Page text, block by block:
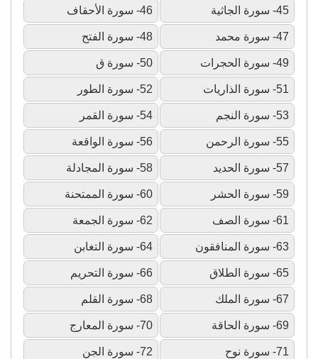
45- سورة الجاثية 46- سورة الأحقاف
47- سورة محمد 48- سورة الفتح
49- سورة الحجرات 50- سورة ق
51- سورة الذاريات 52- سورة الطور
53- سورة النجم 54- سورة القمر
55- سورة الرحمن 56- سورة الواقعة
57- سورة الحديد 58- سورة المجادلة
59- سورة الحشر 60- سورة الممتحنة
61- سورة الصف 62- سورة الجمعة
63- سورة المنافقون 64- سورة التغابن
65- سورة الطلاق 66- سورة التحريم
67- سورة الملك 68- سورة القلم
69- سورة الحاقة 70- سورة المعارج
71- سورة نوح 72- سورة الجن